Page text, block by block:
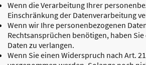
Wenn die Verarbeitung Ihrer
Einschränkung der Datenverarbeitung
Wenn wir Ihre personenbezogenen
Rechtsansprüchen benötigen, haben
Daten zu verlangen.
Wenn Sie einen Widerspruch nach Art.